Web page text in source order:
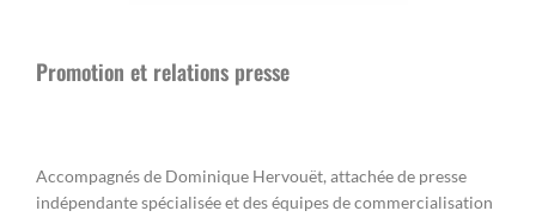
Promotion et relations presse
Accompagnés de Dominique Hervouët, attachée de presse
indépendante spécialisée et des équipes de commercialisation